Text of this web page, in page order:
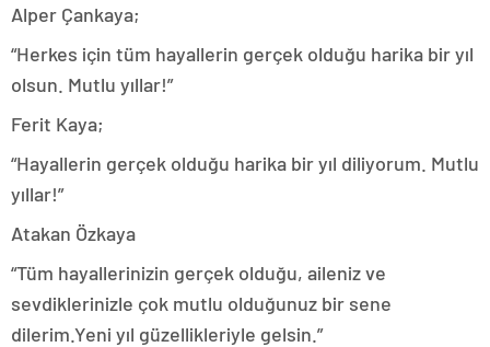
Alper Çankaya;
“Herkes için tüm hayallerin gerçek olduğu harika bir yıl
olsun. Mutlu yıllar!”
Ferit Kaya;
“Hayallerin gerçek olduğu harika bir yıl diliyorum. Mutlu
yıllar!”
Atakan Özkaya
“Tüm hayallerinizin gerçek olduğu, aileniz ve
sevdiklerinizle çok mutlu olduğunuz bir sene
dilerim.Yeni yıl güzellikleriyle gelsin.”